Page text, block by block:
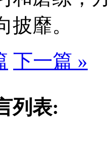
披靡。
下一篇 »
列表: